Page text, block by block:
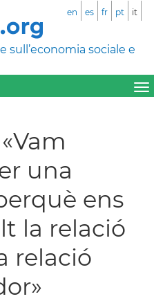
sull’economia sociale e
en es fr pt it
una
ens
la relació
relació